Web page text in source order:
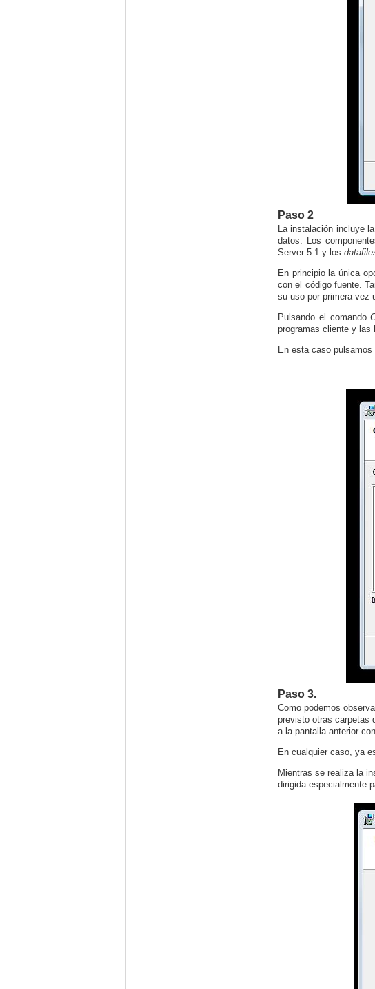
Paso 2
La instalación incluye
datos. Los
Server 5.1 y los
En principio la única
con el código fuente.
su uso por primera vez
Pulsando el comando
programas cliente y las
En esta caso pulsamos
Paso 3.
Como podemos
previsto otras carpetas
a la pantalla anterior con
En cualquier caso, ya
Mientras se realiza la
dirigida especialmente